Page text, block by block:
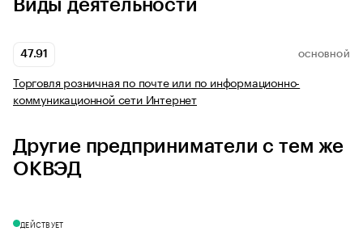
Виды деятельности
47.91 ОСНОВНОЙ
Торговля розничная по почте или по информационно-
коммуникационной сети Интернет
Другие предприниматели с тем же
ОКВЭД
ДЕЙСТВУЕТ